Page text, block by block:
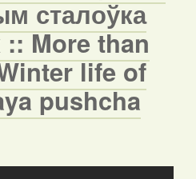
сталоўка
More than
life of
pushcha